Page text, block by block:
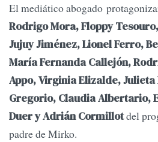
El mediático abogado
Rodrigo Mora, Floppy
Jujuy Jiménez, Lionel Ferro,
María Fernanda Callejón,
Appo, Virginia Elizalde, Julieta
Gregorio, Claudia Albertario,
Duer y Adrián Cormillotdel
padre de Mirko.